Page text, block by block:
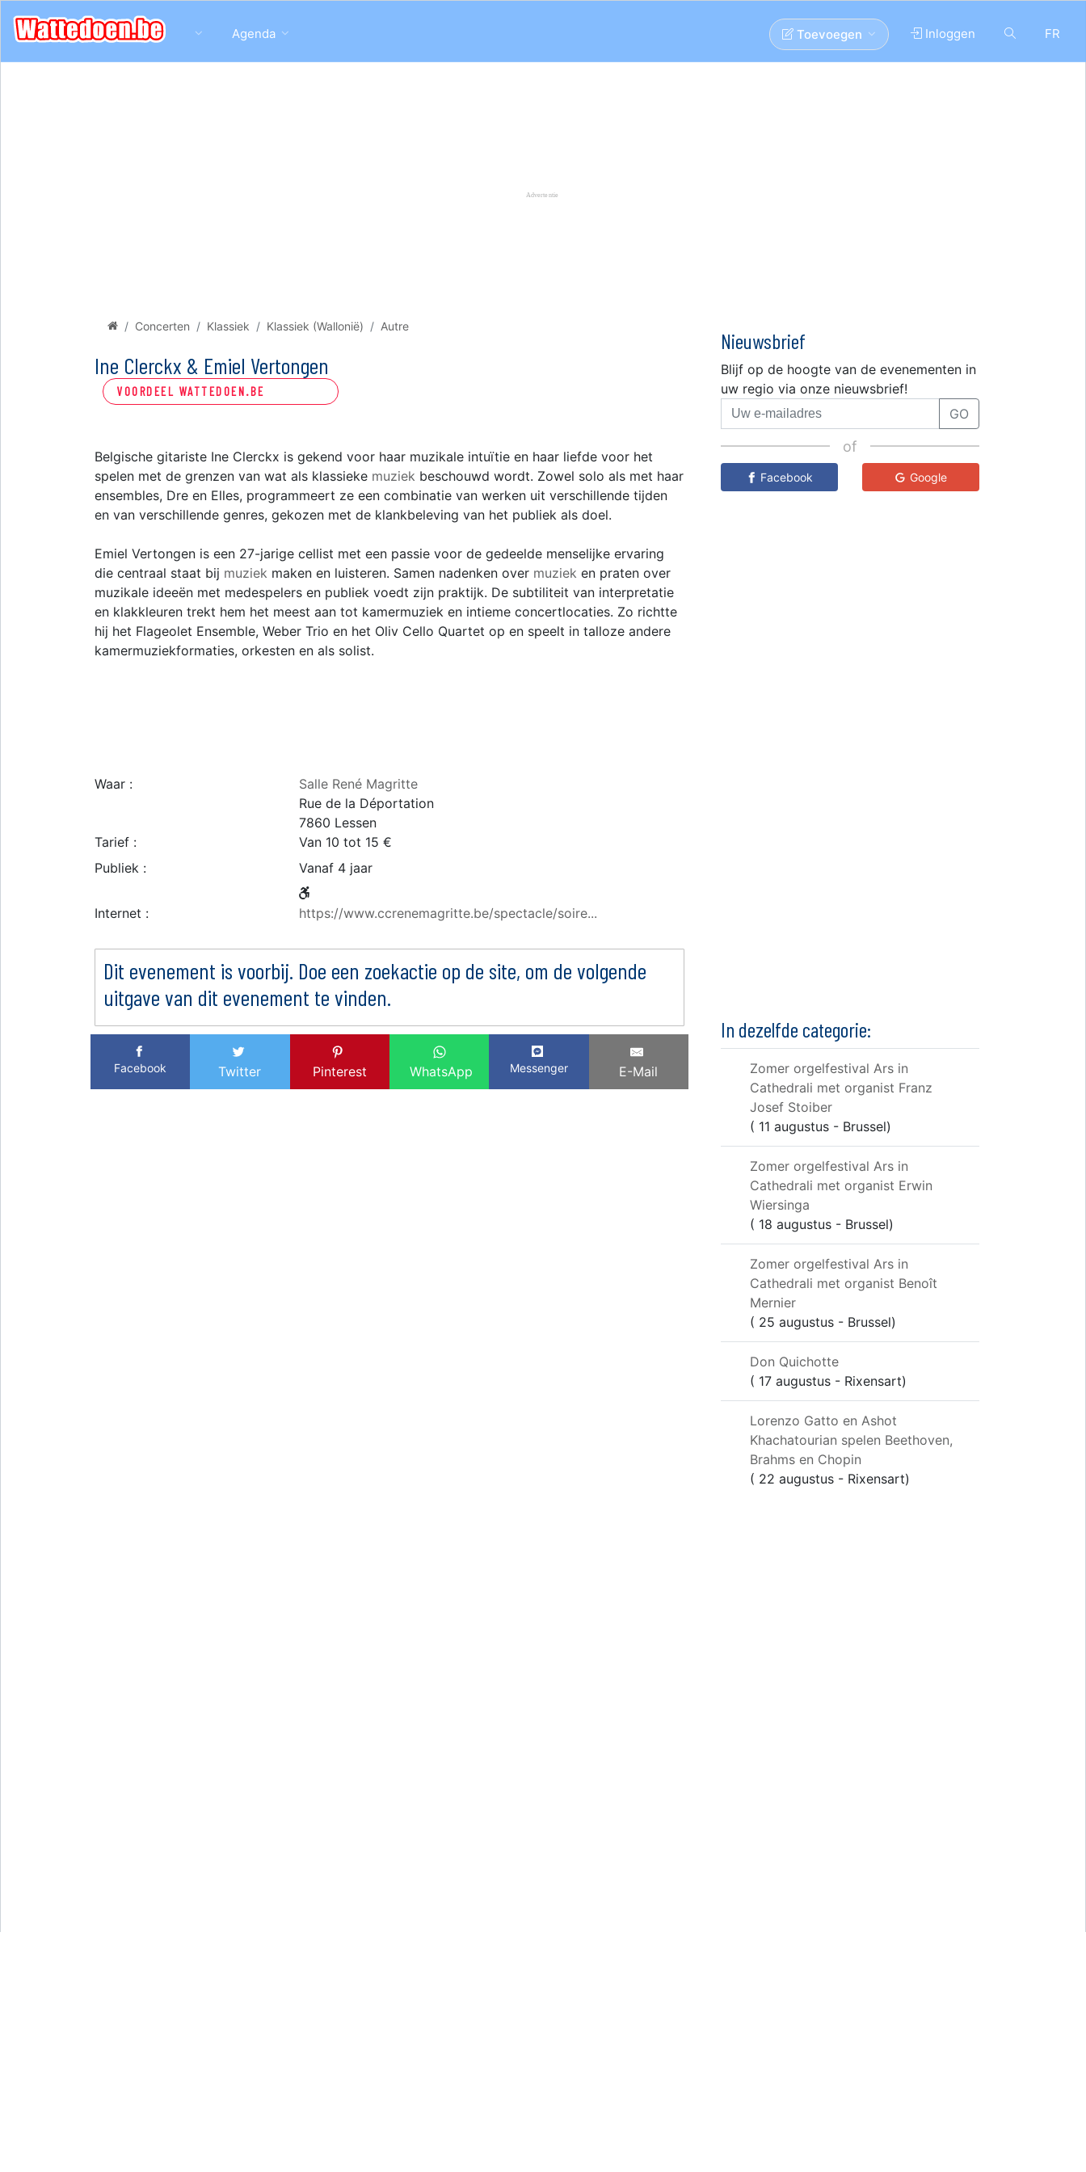
Agenda FR
Inloggen
Toevoegen
Concerten Klassiek Klassiek (Wallonië) Autre
Ine Clerckx & Emiel Vertongen
VOORDEEL WATTEDOEN.BE
Belgische gitariste Ine Clerckx is gekend voor haar muzikale intuïtie en haar liefde voor het
spelen met de grenzen van wat als klassieke muziek beschouwd wordt. Zowel solo als met haar
ensembles, Dre en Elles, programmeert ze een combinatie van werken uit verschillende tijden
en van verschillende genres, gekozen met de klankbeleving van het publiek als doel.
Emiel Vertongen is een 27-jarige cellist met een passie voor de gedeelde menselijke ervaring
die centraal staat bij muziek maken en luisteren. Samen nadenken over muziek en praten over
muzikale ideeën met medespelers en publiek voedt zijn praktijk. De subtiliteit van interpretatie
en klakkleuren trekt hem het meest aan tot kamermuziek en intieme concertlocaties. Zo richtte
hij het Flageolet Ensemble, Weber Trio en het Oliv Cello Quartet op en speelt in talloze andere
kamermuziekformaties, orkesten en als solist.
Waar :
Salle René Magritte
Rue de la Déportation
7860 Lessen
Tarief :
Van 10 tot 15 €
Publiek :
Vanaf 4 jaar
Internet : https://www.ccrenemagritte.be/spectacle/soire...
Dit evenement is voorbij. Doe een zoekactie op de site, om de volgende
uitgave van dit evenement te vinden.
Facebook Twitter Pinterest WhatsApp Messenger E-Mail
Nieuwsbrief
Blijf op de hoogte van de evenementen in
uw regio via onze nieuwsbrief!
GO
of
Facebook Google
In dezelfde categorie:
Zomer orgelfestival Ars in
Cathedrali met organist Franz
Josef Stoiber
( 11 augustus - Brussel)
Zomer orgelfestival Ars in
Cathedrali met organist Erwin
Wiersinga
( 18 augustus - Brussel)
Zomer orgelfestival Ars in
Cathedrali met organist Benoît
Mernier
( 25 augustus - Brussel)
Don Quichotte
( 17 augustus - Rixensart)
Lorenzo Gatto en Ashot
Khachatourian spelen Beethoven,
Brahms en Chopin
( 22 augustus - Rixensart)